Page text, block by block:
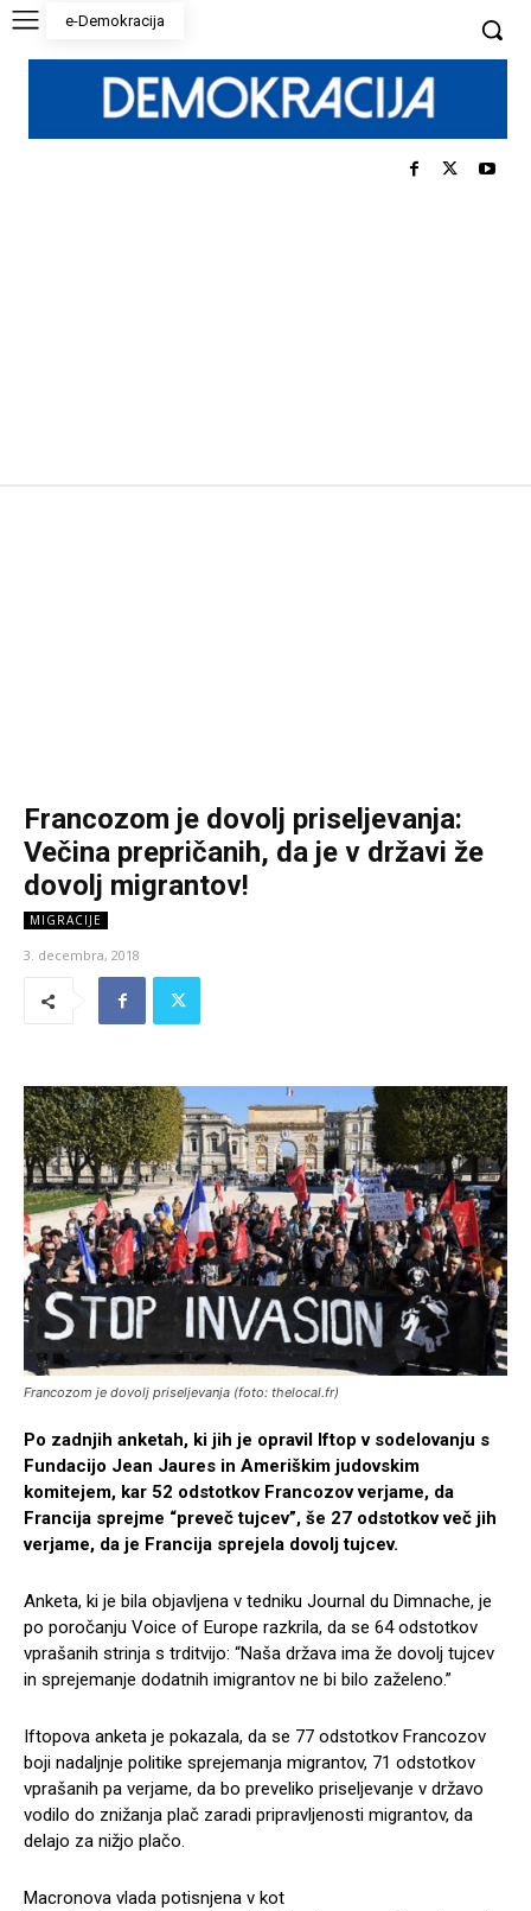
e-Demokracija
Francozom je dovolj priseljevanja:
Večina prepričanih, da je v državi že
dovolj migrantov!
MIGRACIJE
3. decembra, 2018
Francozom je dovolj priseljevanja (foto: thelocal.fr)
Po zadnjih anketah, ki jih je opravil Iftop v sodelovanju s
Fundacijo Jean Jaures in Ameriškim judovskim
komitejem, kar 52 odstotkov Francozov verjame, da
Francija sprejme “preveč tujcev”, še 27 odstotkov več jih
verjame, da je Francija sprejela dovolj tujcev.
Anketa, ki je bila objavljena v tedniku Journal du Dimnache, je
po poročanju Voice of Europe razkrila, da se 64 odstotkov
vprašanih strinja s trditvijo: “Naša država ima že dovolj tujcev
in sprejemanje dodatnih imigrantov ne bi bilo zaželeno.”
Iftopova anketa je pokazala, da se 77 odstotkov Francozov
boji nadaljnje politike sprejemanja migrantov, 71 odstotkov
vprašanih pa verjame, da bo preveliko priseljevanje v državo
vodilo do znižanja plač zaradi pripravljenosti migrantov, da
delajo za nižjo plačo.
Macronova vlada potisnjena v kot